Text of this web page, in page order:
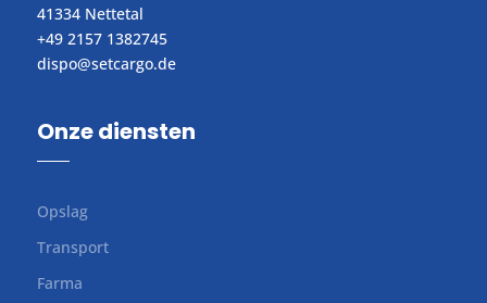
41334 Nettetal
+49 2157 1382745
dispo@setcargo.de
Onze diensten
Opslag
Transport
Farma